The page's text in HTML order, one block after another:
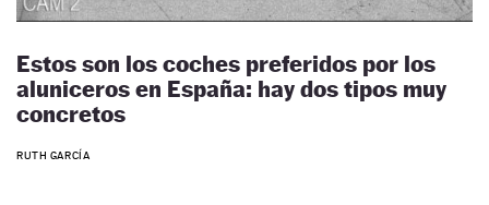
Estos son los coches preferidos por los
aluniceros en España: hay dos tipos muy
concretos
RUTH GARCÍA